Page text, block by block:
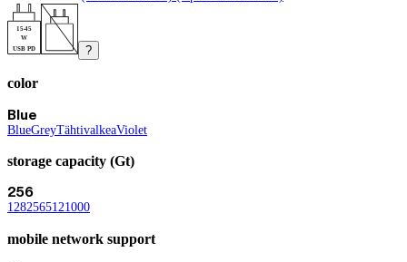
15-45
W
USB PD
?
color
Current selection Blue
Blue
Blue(color)
Grey(color)
Tähtivalkea(color
Violet
storage capacity (Gt)
Current selection 256
256
128(storage capacity (Gt)
256(storage capacity (Gt)
512(storage capacity (Gt)
1000
mobile network support